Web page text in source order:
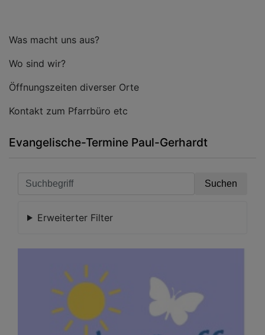
Was macht uns aus?
Wo sind wir?
Öffnungszeiten diverser Orte
Kontakt zum Pfarrbüro etc
Evangelische-Termine Paul-Gerhardt
Erweiterter Filter